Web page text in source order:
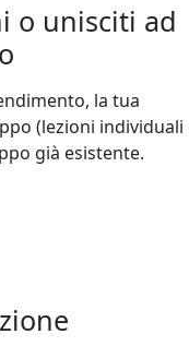
o unisciti ad
la tua
(lezioni individuali
già esistente.